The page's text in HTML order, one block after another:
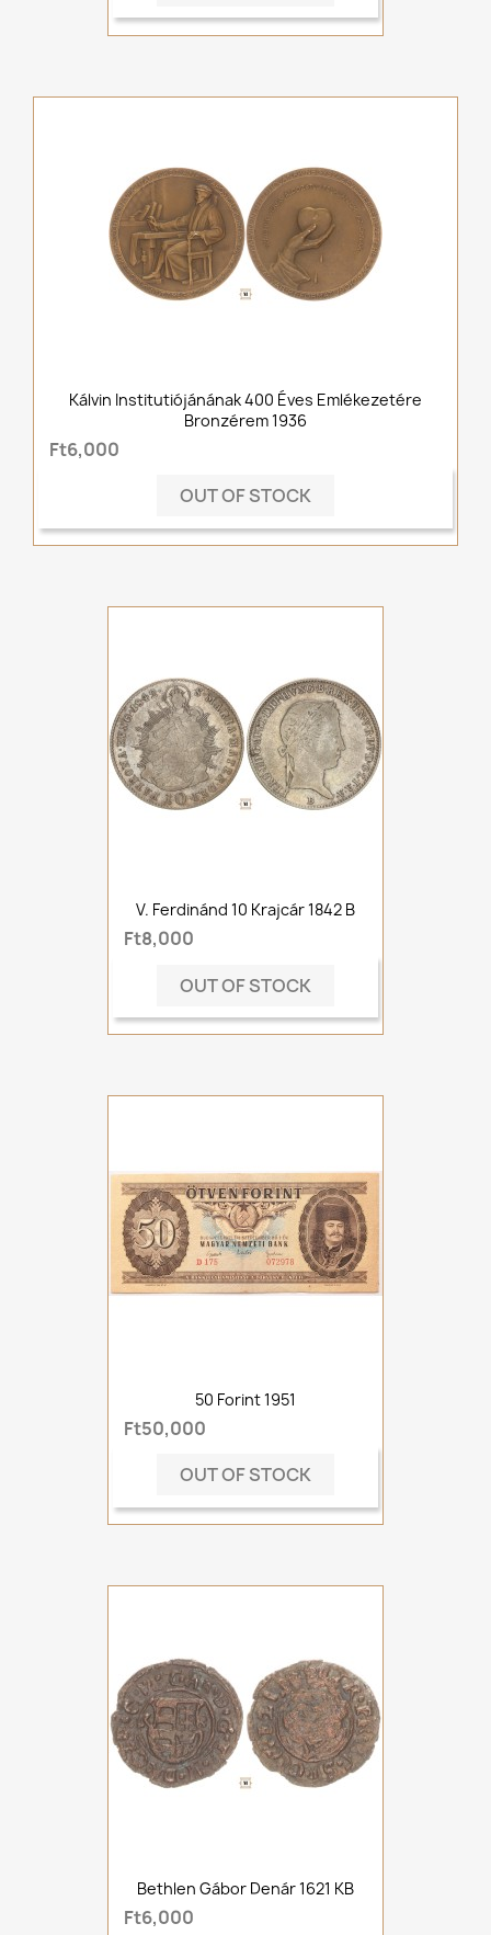
Kálvin Institutiójánának 400 Éves Emlékezetére
Bronzérem 1936
Ft6,000
OUT OF STOCK
V. Ferdinánd 10 Krajcár 1842 B
Ft8,000
OUT OF STOCK
50 Forint 1951
Ft50,000
OUT OF STOCK
Bethlen Gábor Denár 1621 KB
Ft6,000